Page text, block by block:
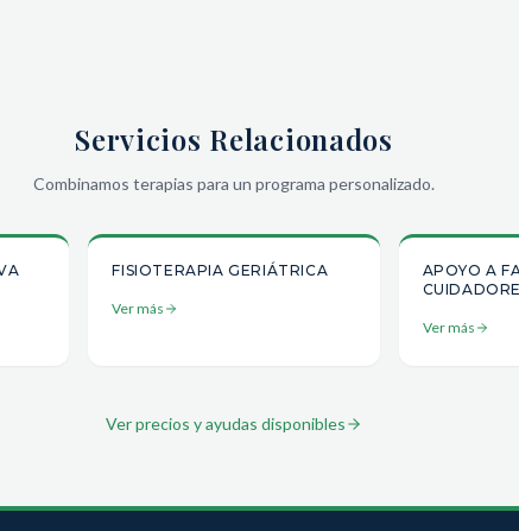
Servicios Relacionados
Combinamos terapias para un programa personalizado.
FISIOTERAPIA GERIÁTRICA
Ver más
APOYO A
Ver más
Ver precios y ayudas disponibles